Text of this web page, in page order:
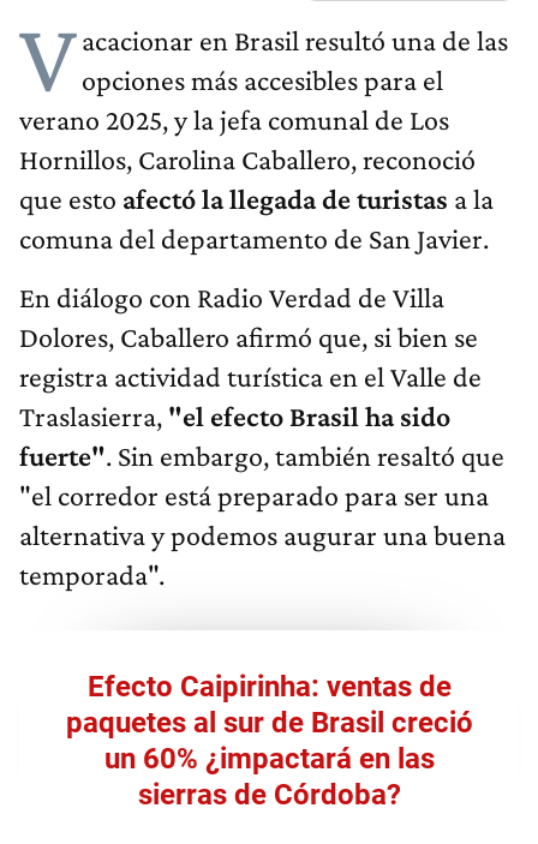
Vacacionar en Brasil resultó una de las
opciones más accesibles para el
verano 2025, y la jefa comunal de Los
Hornillos, Carolina Caballero, reconoció
que esto afectó la llegada de turistas a la
comuna del departamento de San Javier.
En diálogo con Radio Verdad de Villa
Dolores, Caballero afirmó que, si bien se
registra actividad turística en el Valle de
Traslasierra, "el efecto Brasil ha sido
fuerte". Sin embargo, también resaltó que
"el corredor está preparado para ser una
alternativa y podemos augurar una buena
temporada".
Efecto Caipirinha: ventas de
paquetes al sur de Brasil creció
un 60% ¿impactará en las
sierras de Córdoba?